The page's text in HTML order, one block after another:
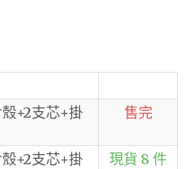
+2支芯+掛
售完
+2支芯+掛
現貨 8 件